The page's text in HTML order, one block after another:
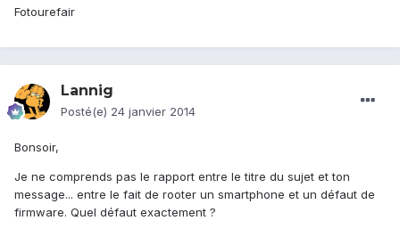
Fotourefair
Lannig
Posté(e) 24 janvier 2014
Bonsoir,
Je ne comprends pas le rapport entre le titre du sujet et ton
message... entre le fait de rooter un smartphone et un défaut de
firmware. Quel défaut exactement ?